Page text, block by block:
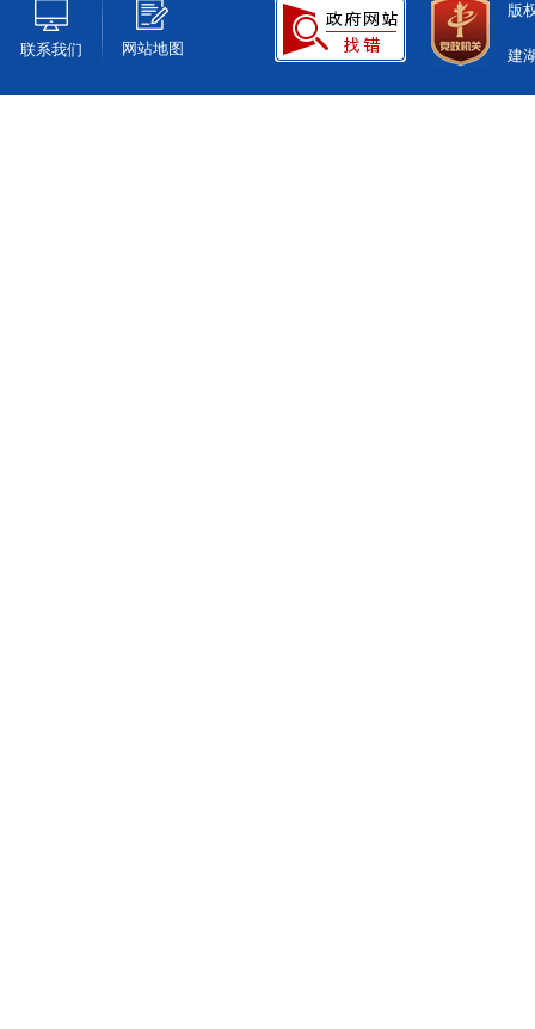
联系我们 网站地图
版
建